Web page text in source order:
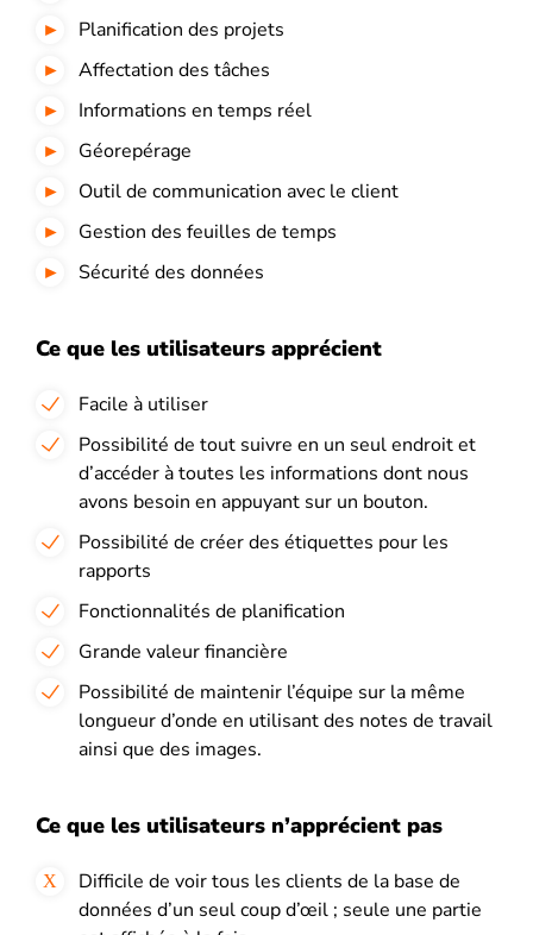
Planification des projets
Affectation des tâches
Informations en temps réel
Géorepérage
Outil de communication avec le client
Gestion des feuilles de temps
Sécurité des données
Ce que les utilisateurs apprécient
Facile à utiliser
Possibilité de tout suivre en un seul endroit et
d’accéder à toutes les informations dont nous
avons besoin en appuyant sur un bouton.
Possibilité de créer des étiquettes pour les
rapports
Fonctionnalités de planification
Grande valeur financière
Possibilité de maintenir l’équipe sur la même
longueur d’onde en utilisant des notes de travail
ainsi que des images.
Ce que les utilisateurs n’apprécient pas
Difficile de voir tous les clients de la base de
données d’un seul coup d’œil ; seule une partie